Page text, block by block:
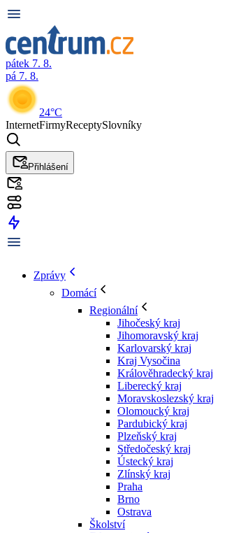
pátek 7. 8.
pá 7. 8.
24°C
InternetFirmyReceptySlovníky
Přihlášení
Zprávy
Domácí
Regionální
Jihočeský kraj
Jihomoravský kraj
Karlovarský kraj
Kraj Vysočina
Králověhradecký kraj
Liberecký kraj
Moravskoslezský kraj
Olomoucký kraj
Pardubický kraj
Plzeňský kraj
Středočeský kraj
Ústecký kraj
Zlínský kraj
Praha
Brno
Ostrava
Školství